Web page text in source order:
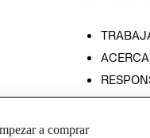
PRENSA
a comprar